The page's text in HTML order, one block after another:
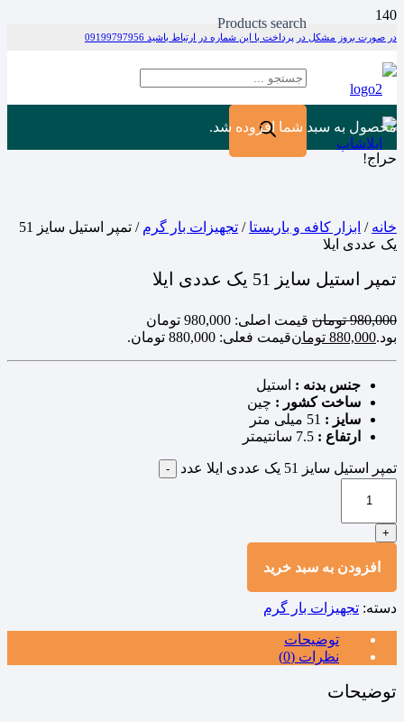
در صورت بروز مشکل در پرداخت با این شماره در ارتباط باشید 09199797956
Products search
محصول به سبد شما افزوده شد.
حراج!
خانه / ابزار کافه و باریستا / تجهیزات بار گرم
/ تمپر استیل سایز 51
یک عددی ایلا
تمپر استیل سایز 51 یک عددی ایلا
980,000 تومان
قیمت اصلی: 980,000 تومان
بود.880,000 تومانقیمت فعلی: 880,000 تومان.
جنس بدنه : استیل
ساخت کشور : چین
سایز :
ارتفاع :
تمپر استیل سایز 51 یک عددی ایلا عدد -
+
افزودن به سبد خرید
دسته: تجهیزات بار گرم
توضیحات
نظرات (0)
توضیحات